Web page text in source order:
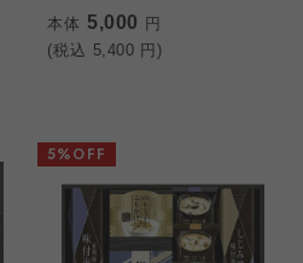
本体 5,000 円
(税込 5,400 円)
5%OFF